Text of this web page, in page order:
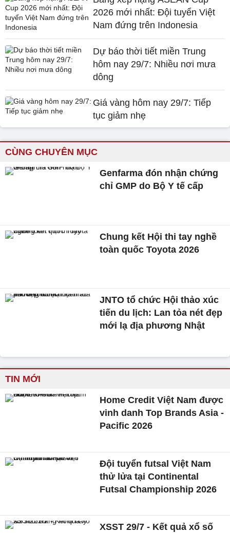
2026 mới nhất: Đội tuyển Việt
Nam đứng trên Indonesia
Dự báo thời tiết miền Trung
hôm nay 29/7: Nhiều nơi mưa
dông
Giá vàng hôm nay 29/7: Tiếp
tục giảm nhẹ
CÙNG CHUYÊN MỤC
Genfarma đón nhận chứng
chỉ GMP do Bộ Y tế cấp
Chung kết Hội thi tay nghề
toàn quốc Toyota 2026
JNTO tổ chức Hội thảo xúc
tiến du lịch: Lan tỏa nét đẹp
mới lạ địa phương Nhật
TIN MỚI
Home Credit Việt Nam được
vinh danh Top Brands Asia -
Pacific 2026
Đội tuyển futsal Việt Nam
thử lửa tại Continental
Futsal Championship 2026
XSST 29/7 - Kết quả xổ số